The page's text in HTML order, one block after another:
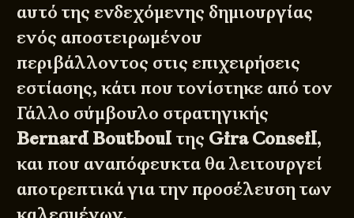
αυτό της ενδεχόμενης δημιουργίας
ενός αποστειρωμένου
περιβάλλοντος στις επιχειρήσεις
εστίασης, κάτι που τονίστηκε από τον
Γάλλο σύμβουλο στρατηγικής
Bernard Boutboul της Gira Conseil,
και που αναπόφευκτα θα λειτουργεί
αποτρεπτικά για την προσέλευση των